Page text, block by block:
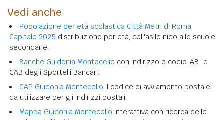
Vedi anche
Popolazione per età scolastica Città Metr. di Roma
Capitale 2025 distribuzione per età, dall'asilo nido alle scuole
secondarie.
Banche Guidonia Montecelio con indirizzo e codici ABI e
CAB degli Sportelli Bancari.
CAP Guidonia Montecelio il codice di avviamento postale
da utilizzare per gli indirizzi postali.
Mappa Guidonia Montecelio interattiva con ricerca delle